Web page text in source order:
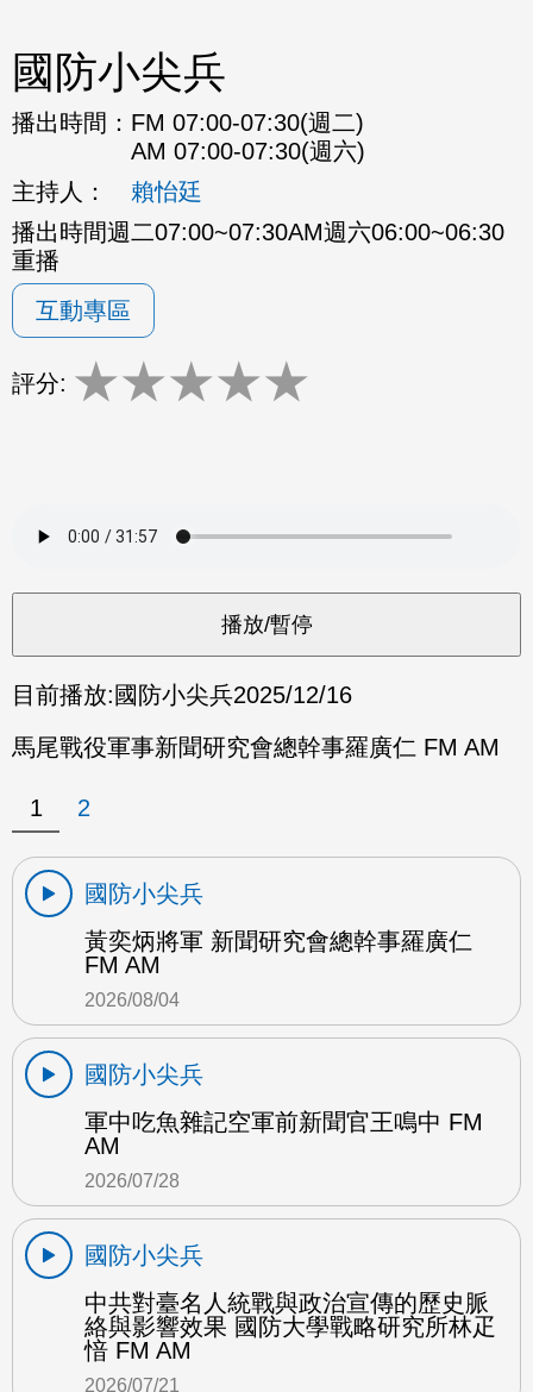
國防小尖兵
播出時間： FM 07:00-07:30(週二)
AM 07:00-07:30(週六)
主持人：
賴怡廷
播出時間週二07:00~07:30AM週六06:00~06:30
重播
互動專區
評分: ★★★★★
目前播放: 國防小尖兵2025/12/16
馬尾戰役軍事新聞研究會總幹事羅廣仁 FM AM
1 2
國防小尖兵
黃奕炳將軍 新聞研究會總幹事羅廣仁
FM AM
2026/08/04
國防小尖兵
軍中吃魚雜記空軍前新聞官王鳴中 FM
AM
2026/07/28
國防小尖兵
中共對臺名人統戰與政治宣傳的歷史脈
絡與影響效果 國防大學戰略研究所林疋
愔 FM AM
2026/07/21